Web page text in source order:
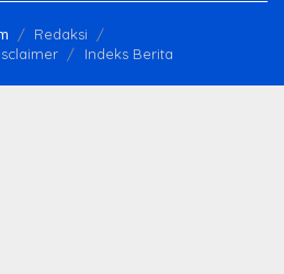
Redaksi
Indeks Berita